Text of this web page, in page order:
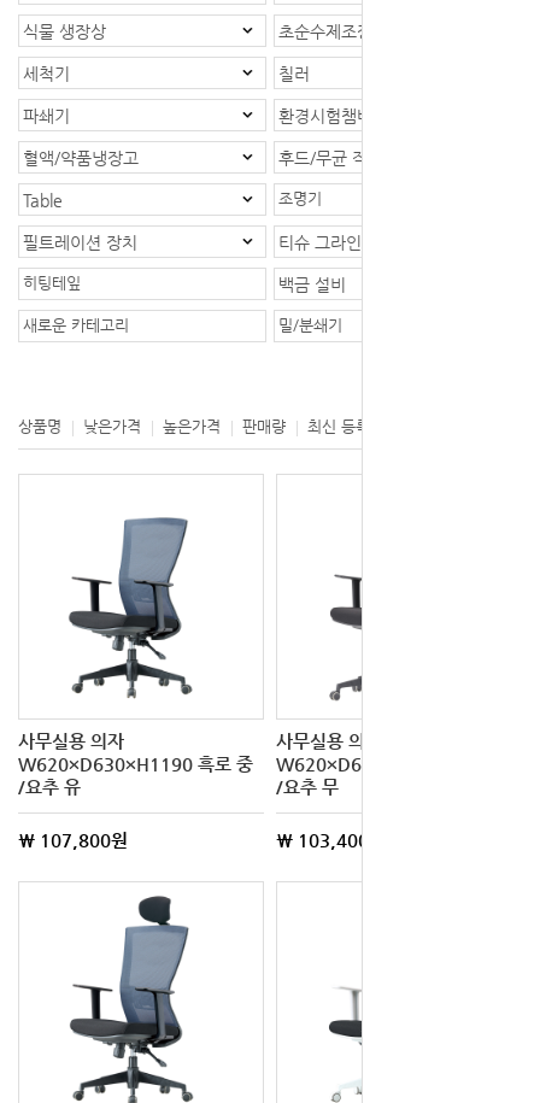
식물 생장상 초순수제조장치
세척기 칠러
파쇄기 환경시험챔버
혈액/약품냉장고 후드/무균 작업대
Table 조명기
필트레이션 장치 티슈 그라인더
히팅테잎 백금 설비
새로운 카테고리 밀/분쇄기
상품명 낮은가격 높은가격 판매량 최신 등록
사무실용 의자
W620×D630×H1190 흑로 중
/요추 유
\ 107,800원
사무실용 의자
W620×D630×H1190 흑로 대
/요추 무
\ 103,400원